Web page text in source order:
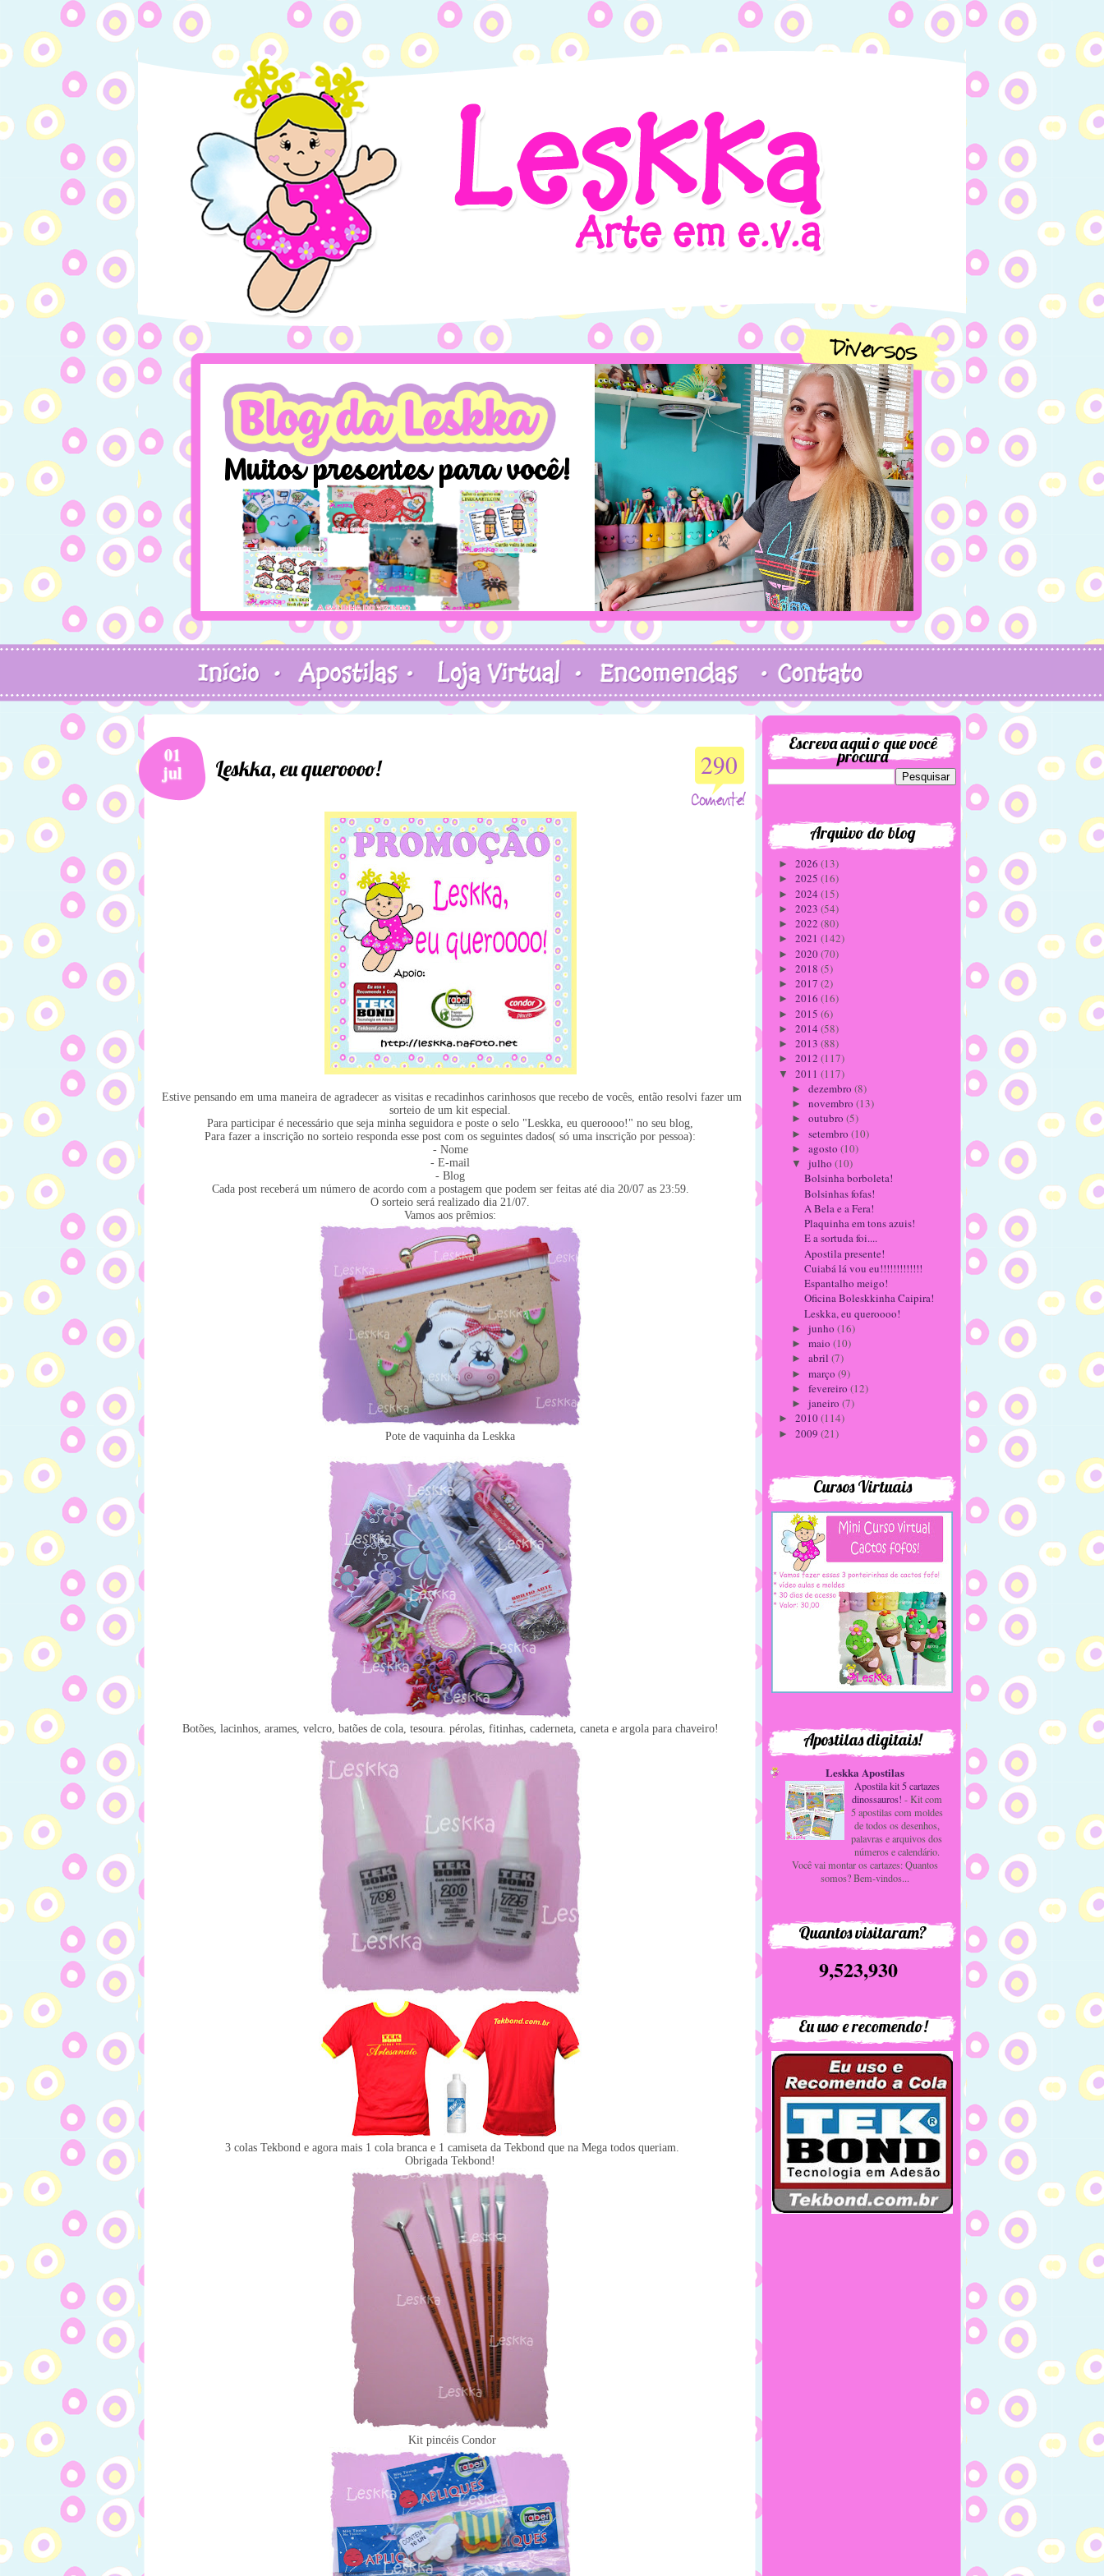
01
jul 290
Leskka, eu queroooo!
Estive pensando em uma maneira de agradecer as visitas e recadinhos carinhosos que recebo de vocês, então resolvi fazer um
sorteio de um kit especial.
Para participar é necessário que seja minha seguidora e poste o selo "Leskka, eu queroooo!" no seu blog,
Para fazer a inscrição no sorteio responda esse post com os seguintes dados( só uma inscrição por pessoa):
- Nome
- E-mail
- Blog
Cada post receberá um número de acordo com a postagem que podem ser feitas até dia 20/07 as 23:59.
O sorteio será realizado dia 21/07.
Vamos aos prêmios:
Pote de vaquinha da Leskka
Botões, lacinhos, arames, velcro, batões de cola, tesoura. pérolas, fitinhas, caderneta, caneta e argola para chaveiro!
3 colas Tekbond e agora mais 1 cola branca e 1 camiseta da Tekbond que na Mega todos queriam.
Obrigada Tekbond!
Kit pincéis Condor
Escreva aqui o que você
procura
Arquivo do blog
► 2026 (13)
► 2025 (16)
► 2024 (15)
► 2023 (54)
► 2022 (80)
► 2021 (142)
► 2020(70)
► 2018 (5)
► 2017 (2)
► 2016 (16)
► 2015 (6)
► 2014 (58)
► 2013 (88)
► 2012 (117)
▼ 2011 (117)
► dezembro (8)
► novembro (13)
► outubro (5)
► setembro (10)
► agosto (10)
▼ julho (10)
Bolsinha borboleta!
Bolsinhas fofas!
A Bela e a Fera!
Plaquinha em tons azuis!
E a sortuda foi....
Apostila presente!
Cuiabá lá vou eu!!!!!!!!!!!!!
Espantalho meigo!
Oficina Boleskkinha Caipira!
Leskka, eu queroooo!
► junho (16)
► maio (10)
► abril (7)
► março (9)
► fevereiro (12)
► janeiro (7)
► 2010(114)
► 2009 (21)
Cursos Virtuais
Apostilas digitais!
Leskka Apostilas
Apostila kit 5 cartazes
dinossauros! -Kit com
5 apostilas com moldes
de todos os desenhos,
palavras e arquivos dos
números e calendário.
Você vai montar os cartazes: Quantos
somos? Bem-vindos...
Quantos visitaram?
9,523,930
Eu uso e recomendo!